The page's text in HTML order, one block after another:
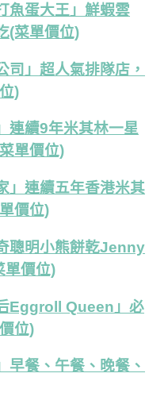
魚蛋大王」鮮蝦雲
(菜單價位)
司」超人氣排隊店，
)
連續9年米其林一星
單價位)
」連續五年香港米其
價位)
聰明小熊餅乾Jenny
單價位)
Eggroll Queen」必
位)
早餐、午餐、晚餐、